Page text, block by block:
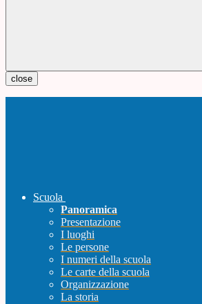
close
Scuola
Panoramica
Presentazione
I luoghi
Le persone
I numeri della scuola
Le carte della scuola
Organizzazione
La storia